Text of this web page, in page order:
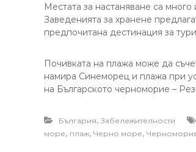
Местата за настаняване са много
Заведенията за хранене
предпочитана дестинация за
Почивката на плажа може да
намира Синеморец и плажа при
на Българското черноморие –
България, Забележителности
море, плаж, Черно море,